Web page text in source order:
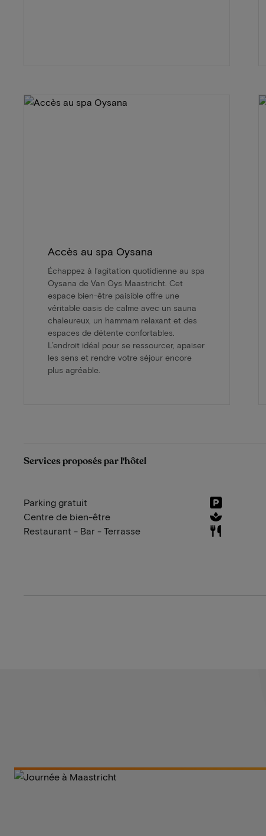
Accès au spa Oysana
Échappez à l’agitation quotidienne au spa
Oysana de Van Oys Maastricht. Cet
espace bien-être paisible offre une
véritable oasis de calme avec un sauna
chaleureux, un hammam relaxant et des
espaces de détente confortables.
L’endroit idéal pour se ressourcer, apaiser
les sens et rendre votre séjour encore
plus agréable.
Services proposés par l'hôtel
Parking gratuit
Centre de bien-être
Restaurant - Bar - Terrasse